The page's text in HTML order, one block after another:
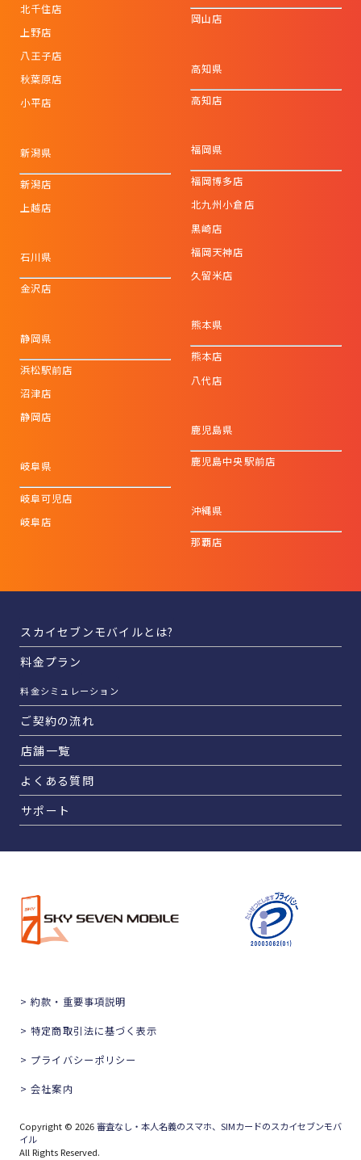
北千住店
上野店
八王子店
秋葉原店
小平店
新潟県
新潟店
上越店
石川県
金沢店
静岡県
浜松駅前店
沼津店
静岡店
岐阜県
岐阜可児店
岐阜店
岡山店
高知県
高知店
福岡県
福岡博多店
北九州小倉店
黒崎店
福岡天神店
久留米店
熊本県
熊本店
八代店
鹿児島県
鹿児島中央駅前店
沖縄県
那覇店
スカイセブンモバイルとは?
料金プラン
料金シミュレーション
ご契約の流れ
店舗一覧
よくある質問
サポート
> 約款・重要事項説明
> 特定商取引法に基づく表示
> プライバシーポリシー
> 会社案内
Copyright © 2026審査なし・本人名義のスマホ、SIMカードのスカイセブンモバ
イル
All Rights Reserved.